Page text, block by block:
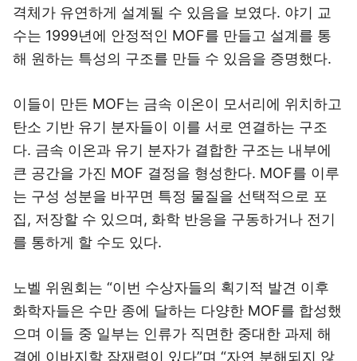
격체가 유연하게 설계될 수 있음을 보였다. 야기 교
수는 1999년에 안정적인 MOF를 만들고 설계를 통
해 원하는 특성의 구조를 만들 수 있음을 증명했다.
이들이 만든 MOF는 금속 이온이 모서리에 위치하고
탄소 기반 유기 분자들이 이를 서로 연결하는 구조
다. 금속 이온과 유기 분자가 결합한 구조는 내부에
큰 공간을 가진 MOF 결정을 형성한다. MOF를 이루
는 구성 성분을 바꾸면 특정 물질을 선택적으로 포
집, 저장할 수 있으며, 화학 반응을 구동하거나 전기
를 통하게 할 수도 있다.
노벨 위원회는 “이번 수상자들의 획기적 발견 이후
화학자들은 수만 종에 달하는 다양한 MOF를 합성했
으며 이들 중 일부는 인류가 직면한 중대한 과제 해
결에 이바지할 잠재력이 있다”며 “자연 분해되지 않